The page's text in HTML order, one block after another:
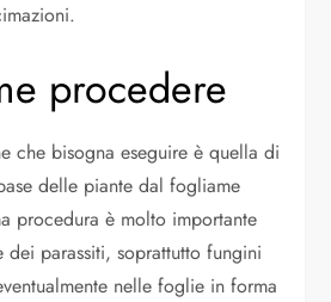
procedere
che bisogna eseguire è quella di
delle piante dal fogliame
procedura è molto importante
dei parassiti, soprattutto fungini
nelle foglie in forma